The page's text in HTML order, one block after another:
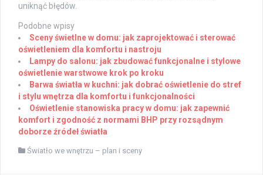
uniknąć błędów.
Podobne wpisy
Sceny świetlne w domu: jak zaprojektować i sterować
oświetleniem dla komfortu i nastroju
Lampy do salonu: jak zbudować funkcjonalne i stylowe
oświetlenie warstwowe krok po kroku
Barwa światła w kuchni: jak dobrać oświetlenie do stref
i stylu wnętrza dla komfortu i funkcjonalności
Oświetlenie stanowiska pracy w domu: jak zapewnić
komfort i zgodność z normami BHP przy rozsądnym
doborze źródeł światła
Światło we wnętrzu – plan i sceny